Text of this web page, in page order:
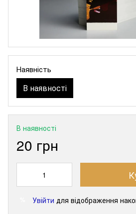
Наявність
В наявності
В наявності
20 грн
Увійти для відображення